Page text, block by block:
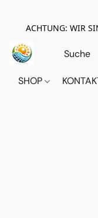
ACHTUNG: WIR
SHOP